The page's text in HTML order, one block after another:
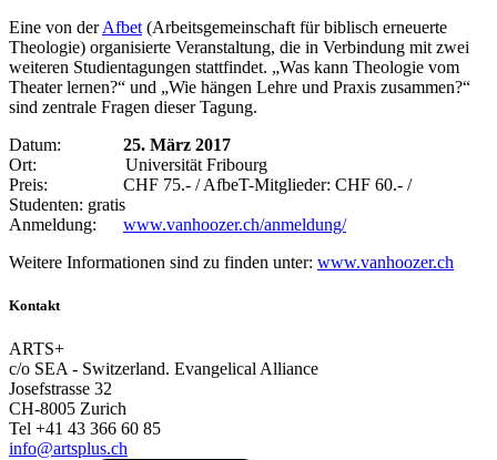
Eine von derAfbet (Arbeitsgemeinschaft für biblisch erneuerte
Theologie) organisierte Veranstaltung, die in Verbindung mit zwei
weiteren Studientagungen stattfindet. „Was kann Theologie vom
Theater lernen?“ und „Wie hängen Lehre und Praxis zusammen?“
sind zentrale Fragen dieser Tagung.
Datum: 25. März 2017
Ort: Universität Fribourg
Preis: CHF 75.- / AfbeT-Mitglieder: CHF 60.- /
Studenten: gratis
Anmeldung: www.vanhoozer.ch/anmeldung/
Weitere Informationen sind zu finden unter: www.vanhoozer.ch
Kontakt
ARTS+
c/o SEA - Switzerland. Evangelical Alliance
Josefstrasse 32
CH-8005 Zurich
Tel +41 43 366 60 85
info@artsplus.ch